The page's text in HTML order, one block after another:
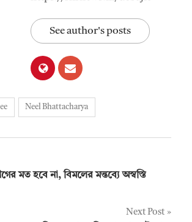
See author's posts
Neel Bhattacharya
মত হবে না, বিমলের মন্তব্যে অস্বস্তি
Next Post